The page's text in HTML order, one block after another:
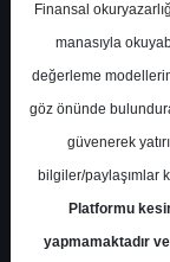
1
Finansal
manasıyla
değerleme
göz önünde
güvenerek
bilgiler/paylaşımlar
Platformu
yapmamaktadır